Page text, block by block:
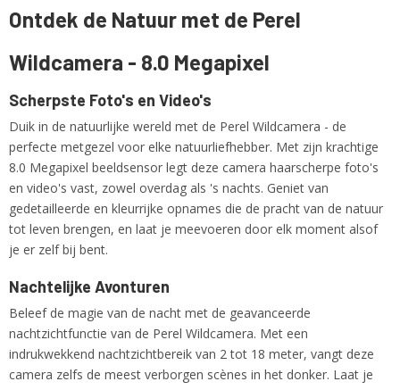
5410329718626
WLC003
1,00 Kg
Ontdek de Natuur met de Perel
Wildcamera - 8.0 Megapixel
Scherpste Foto's en Video's
Duik in de natuurlijke wereld met de Perel Wildcamera - de
perfecte metgezel voor elke natuurliefhebber. Met zijn krachtige
8.0 Megapixel beeldsensor legt deze camera haarscherpe foto's
en video's vast, zowel overdag als 's nachts. Geniet van
gedetailleerde en kleurrijke opnames die de pracht van de natuur
tot leven brengen, en laat je meevoeren door elk moment alsof
je er zelf bij bent.
Nachtelijke Avonturen
Beleef de magie van de nacht met de geavanceerde
nachtzichtfunctie van de Perel Wildcamera. Met een
indrukwekkend nachtzichtbereik van 2 tot 18 meter, vangt deze
camera zelfs de meest verborgen scènes in het donker. Laat je